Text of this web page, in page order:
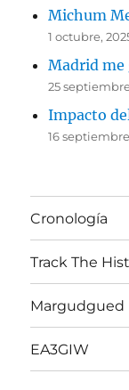
Michum
1 octubre,
Madrid me
25
Impacto
16
Cronología
Track The
Margudgued
EA3GIW